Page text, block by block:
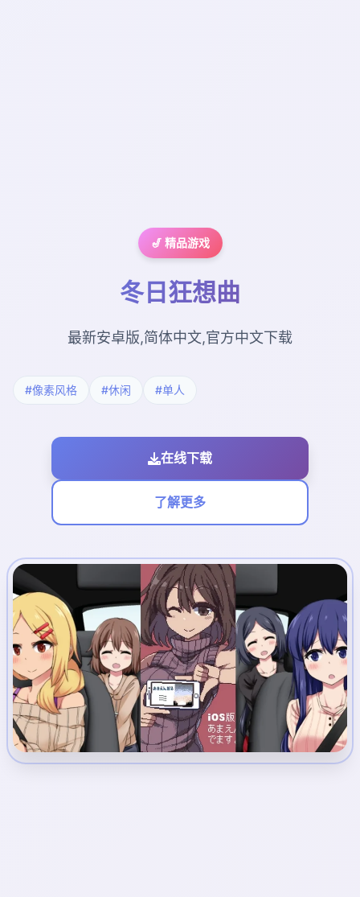
🎷 精品游戏
冬日狂想曲
最新安卓版,简体中文,官方中文下载
#像素风格 #休闲 #单人
在线下载
了解更多